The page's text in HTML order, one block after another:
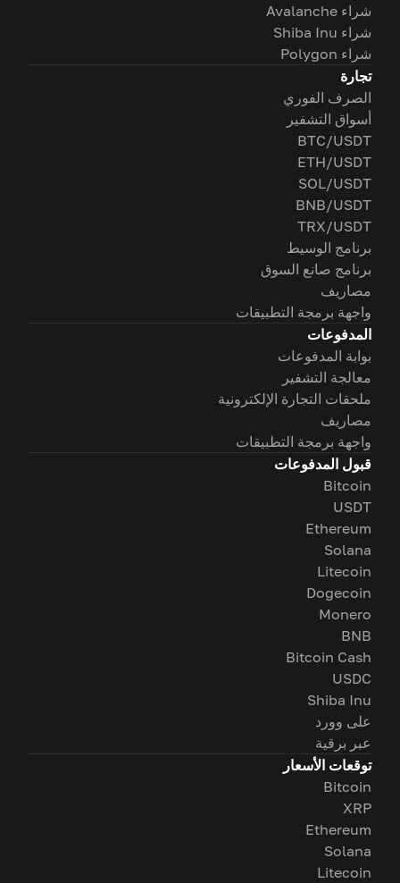
شراء Avalanche
شراء Shiba Inu
شراء Polygon
تجارة
الصرف الفوري
أسواق التشفير
BTC/USDT
ETH/USDT
SOL/USDT
BNB/USDT
TRX/USDT
برنامج الوسيط
برنامج صانع السوق
مصاريف
واجهة برمجة التطبيقات
المدفوعات
بوابة المدفوعات
معالجة التشفير
ملحقات التجارة الإلكترونية
مصاريف
واجهة برمجة التطبيقات
قبول المدفوعات
Bitcoin
USDT
Ethereum
Solana
Litecoin
Dogecoin
Monero
BNB
Bitcoin Cash
USDC
Shiba Inu
على وورد
عبر برقية
توقعات الأسعار
Bitcoin
XRP
Ethereum
Solana
Litecoin